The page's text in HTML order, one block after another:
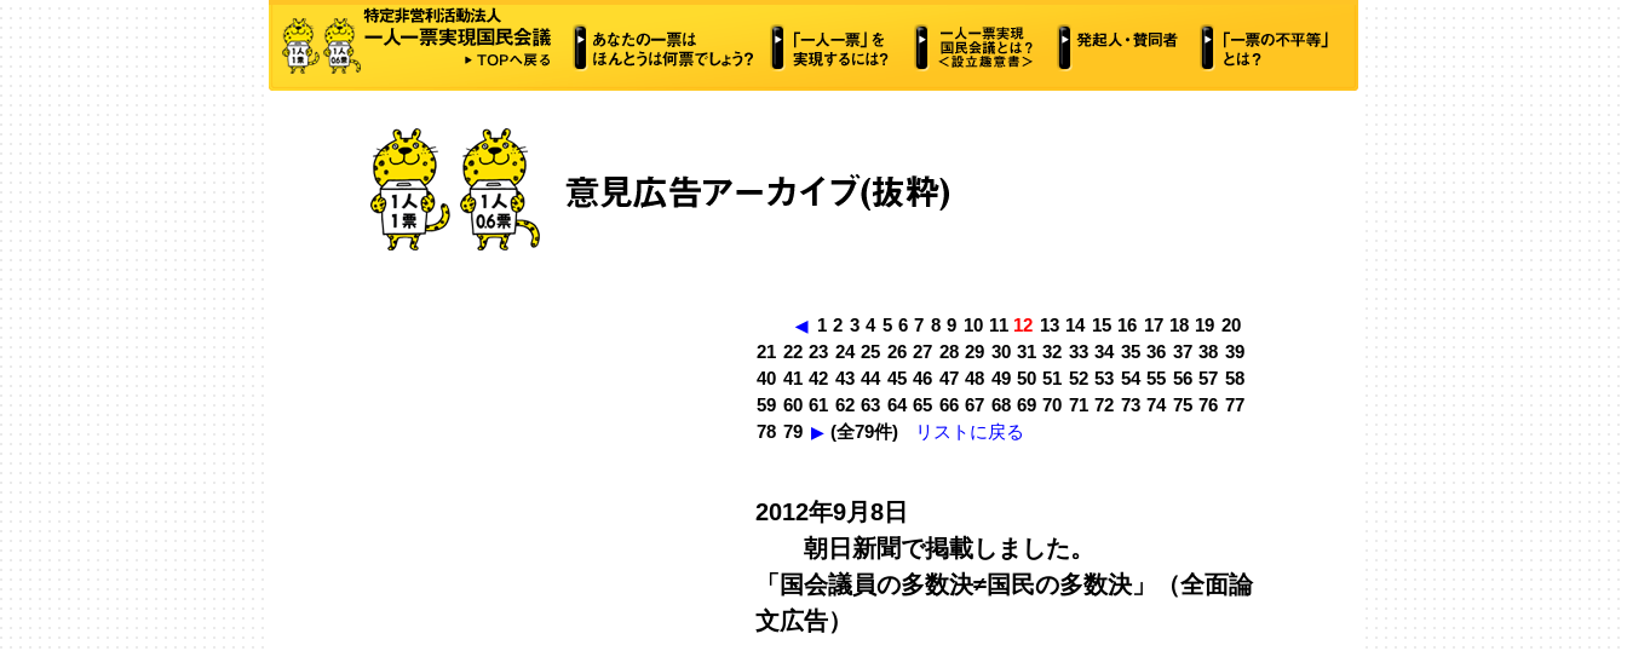
◀ 1 2 3 4 5 6 7 8 9 10 11 12 13 14 15 16 17 18 19 20
21 22 23 24 25 26 27 28 29 30 31 32 33 34 35 36 37 38 39
40 41 42 43 44 45 46 47 48 49 50 51 52 53 54 55 56 57 58
59 60 61 62 63 64 65 66 67 68 69 70 71 72 73 74 75 76 77
78 79 ▶ (全79件) リストに戻る
2012年9月8日
朝日新聞で掲載しました。
「国会議員の多数決≠国民の多数決」（全面論
文広告）